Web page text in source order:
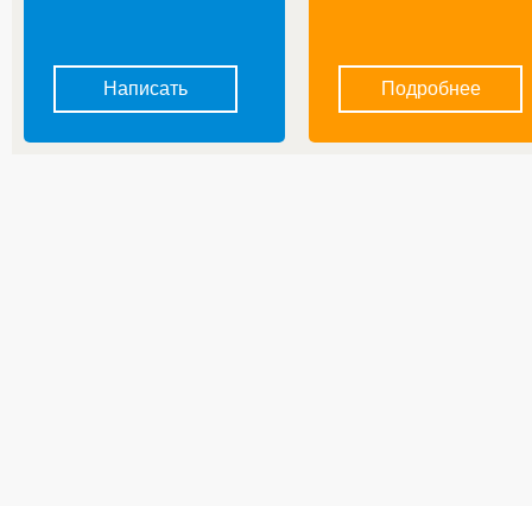
Написать Подробнее